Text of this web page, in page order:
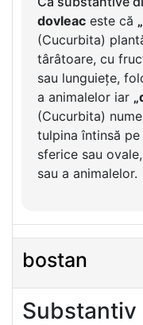
dovleaceste că
(Cucurbita)
târâtoare, cu
sau lunguiețe,
a animalelor iar
(Cucurbita)
tulpina întinsă
sferice sau
sau a animalelor.
bostan
Substantiv